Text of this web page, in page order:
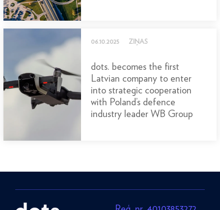
06.10.2025 ZIŅAS
dots. becomes the first
Latvian company to enter
into strategic cooperation
with Poland’s defence
industry leader WB Group